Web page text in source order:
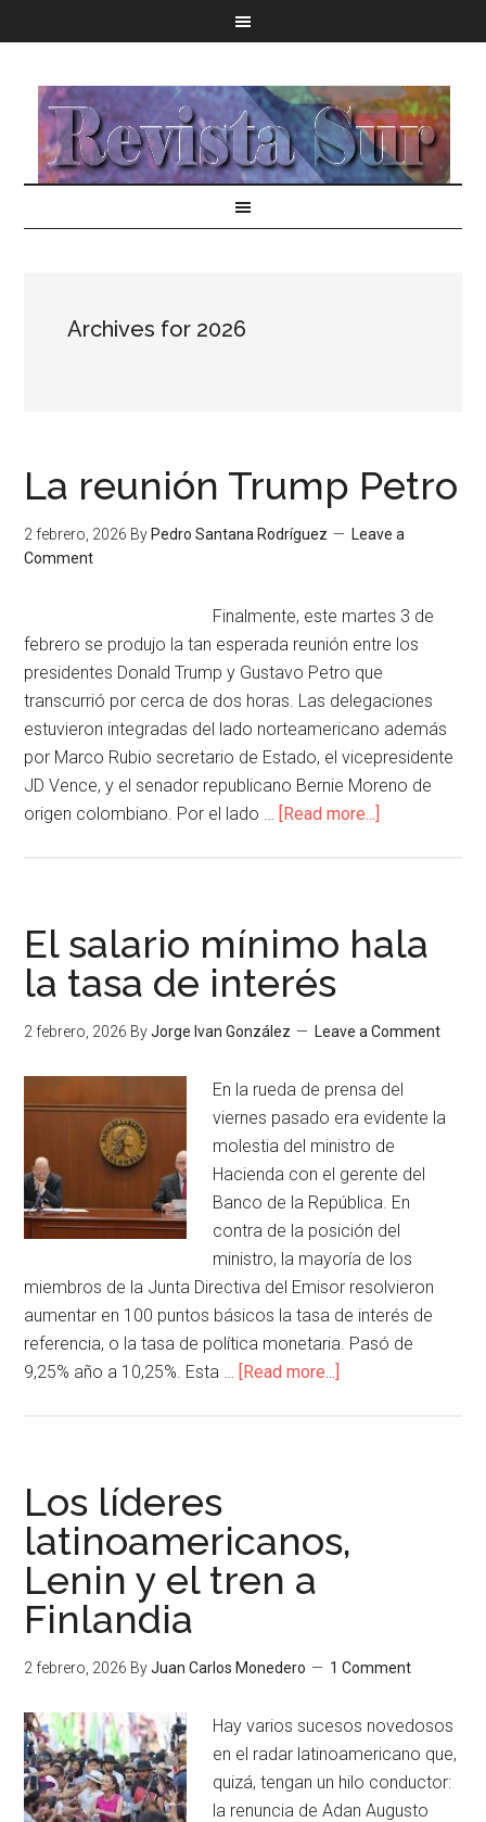
Archives for 2026
La reunión Trump Petro
2 febrero, 2026 By Pedro Santana Rodríguez
Leave a
Comment
Finalmente, este martes 3 de
febrero se produjo la tan esperada reunión entre los
presidentes Donald Trump y Gustavo Petro que
transcurrió por cerca de dos horas. Las delegaciones
estuvieron integradas del lado norteamericano además
por Marco Rubio secretario de Estado, el vicepresidente
JD Vence, y el senador republicano Bernie Moreno de
origen colombiano. Por el lado … [Read more...]
El salario mínimo hala
la tasa de interés
2 febrero, 2026 ByJorge Ivan González Leave a Comment
En la rueda de prensa del
viernes pasado era evidente la
molestia del ministro de
Hacienda con el gerente del
Banco de la República. En
contra de la posición del
ministro, la mayoría de los
miembros de la Junta Directiva del Emisor resolvieron
aumentar en 100 puntos básicos la tasa de interés de
referencia, o la tasa de política monetaria. Pasó de
9,25% año a 10,25%. Esta … [Read more...]
Los líderes
latinoamericanos,
Lenin y el tren a
Finlandia
2 febrero, 2026 ByJuan Carlos Monedero 1 Comment
Hay varios sucesos novedosos
en el radar latinoamericano que,
quizá, tengan un hilo conductor:
la renuncia de Adan Augusto